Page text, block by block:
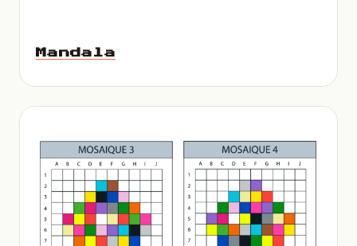
Mandala